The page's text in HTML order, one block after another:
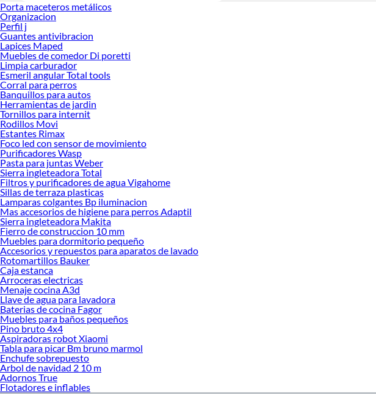
Porta maceteros metálicos
Organizacion
Perfil j
Guantes antivibracion
Lapices Maped
Muebles de comedor Di poretti
Limpia carburador
Esmeril angular Total tools
Corral para perros
Banquillos para autos
Herramientas de jardin
Tornillos para internit
Rodillos Movi
Estantes Rimax
Foco led con sensor de movimiento
Purificadores Wasp
Pasta para juntas Weber
Sierra ingleteadora Total
Filtros y purificadores de agua Vigahome
Sillas de terraza plasticas
Lamparas colgantes Bp iluminacion
Mas accesorios de higiene para perros Adaptil
Sierra ingleteadora Makita
Fierro de construccion 10 mm
Muebles para dormitorio pequeño
Accesorios y repuestos para aparatos de lavado
Rotomartillos Bauker
Caja estanca
Arroceras electricas
Menaje cocina A3d
Llave de agua para lavadora
Baterias de cocina Fagor
Muebles para baños pequeños
Pino bruto 4x4
Aspiradoras robot Xiaomi
Tabla para picar Bm bruno marmol
Enchufe sobrepuesto
Arbol de navidad 2 10 m
Adornos True
Flotadores e inflables